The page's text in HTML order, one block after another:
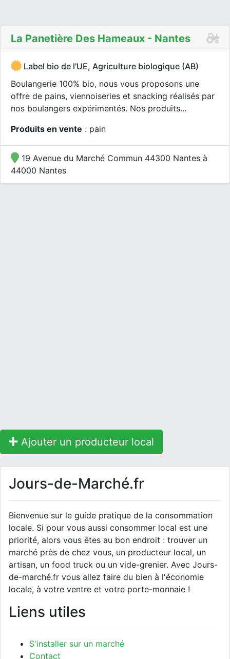
La Panetière Des Hameaux - Nantes
Label bio de l'UE, Agriculture biologique (AB)
Boulangerie 100% bio, nous vous proposons une
offre de pains, viennoiseries et snacking réalisés par
nos boulangers expérimentés. Nos produits...
Produits en vente : pain
19 Avenue du Marché Commun 44300 Nantes à
44000 Nantes
Ajouter un producteur local
Jours-de-Marché.fr
Bienvenue sur le guide pratique de la consommation
locale. Si pour vous aussi consommer local est une
priorité, alors vous êtes au bon endroit : trouver un
marché près de chez vous, un producteur local, un
artisan, un food truck ou un vide-grenier. Avec Jours-
de-marché.fr vous allez faire du bien à l'économie
locale, à votre ventre et votre porte-monnaie !
Liens utiles
S'installer sur un marché
Contact